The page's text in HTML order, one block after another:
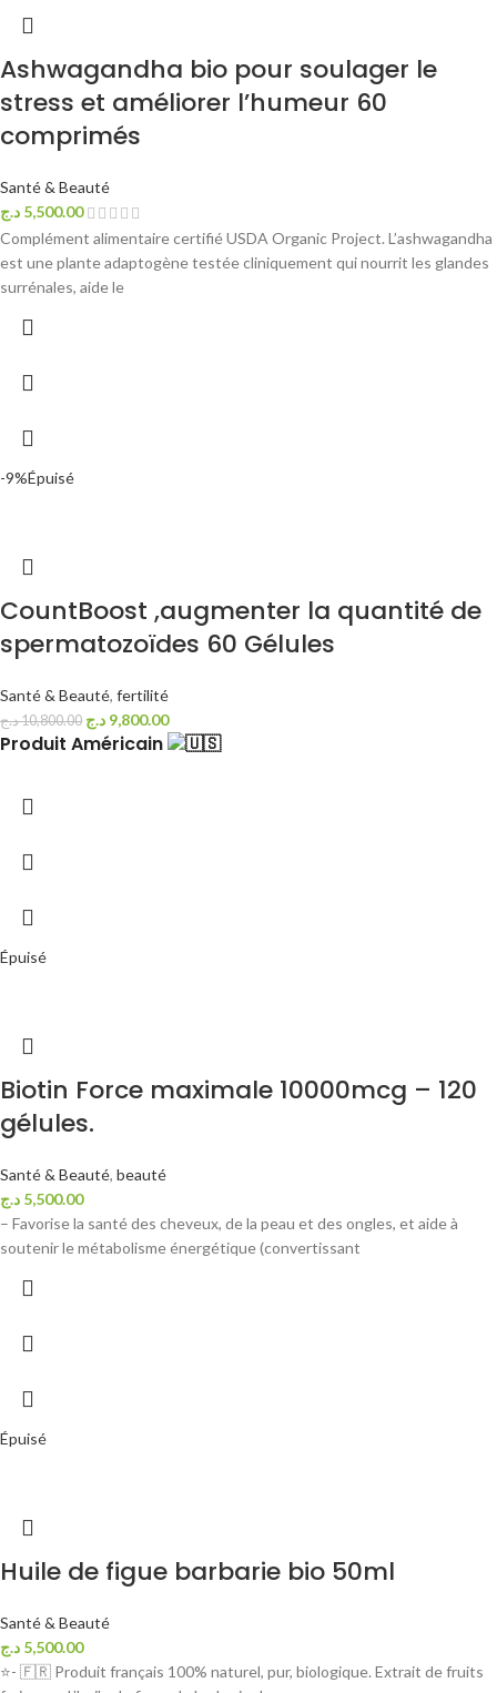
Ashwagandha bio pour soulager le
stress et améliorer l’humeur 60
comprimés
Santé & Beauté
5,500.00 د.ج
Complément alimentaire certifié USDA Organic Project. L’ashwagandha
est une plante adaptogène testée cliniquement qui nourrit les glandes
surrénales, aide le
-9%Épuisé
CountBoost ,augmenter la quantité de
spermatozoïdes 60 Gélules
Santé & Beauté, fertilité
10,800.00د.ج 9,800.00 د.ج
Produit Américain
Épuisé
Biotin Force maximale 10000mcg – 120
gélules.
Santé & Beauté, beauté
5,500.00 د.ج
– Favorise la santé des cheveux, de la peau et des ongles, et aide à
soutenir le métabolisme énergétique (convertissant
Épuisé
Huile de figue barbarie bio 50ml
Santé & Beauté
5,500.00 د.ج
⭐- 🇫🇷 Produit français 100% naturel, pur, biologique. Extrait de fruits